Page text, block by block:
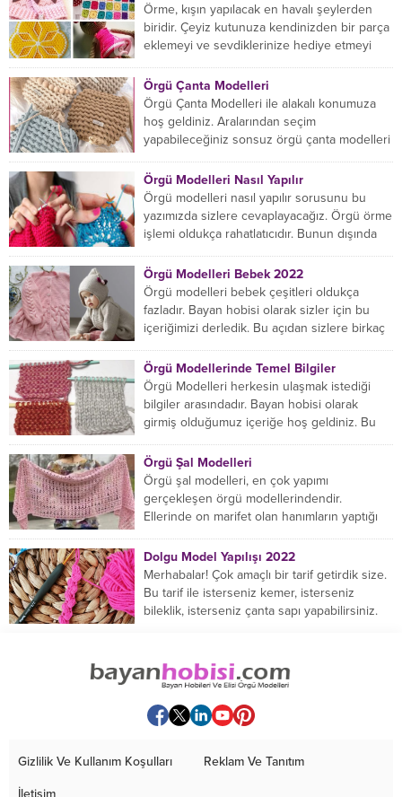
Örme, kışın yapılacak en havalı şeylerden
biridir. Çeyiz kutunuza kendinizden bir parça
eklemeyi ve sevdiklerinize hediye etmeyi
Örgü Çanta Modelleri
Örgü Çanta Modelleri ile alakalı konumuza
hoş geldiniz. Aralarından seçim
yapabileceğiniz sonsuz örgü çanta modelleri
Örgü Modelleri Nasıl Yapılır
Örgü modelleri nasıl yapılır sorusunu bu
yazımızda sizlere cevaplayacağız. Örgü örme
işlemi oldukça rahatlatıcıdır. Bunun dışında
Örgü Modelleri Bebek 2022
Örgü modelleri bebek çeşitleri oldukça
fazladır. Bayan hobisi olarak sizler için bu
içeriğimizi derledik. Bu açıdan sizlere birkaç
Örgü Modellerinde Temel Bilgiler
Örgü Modelleri herkesin ulaşmak istediği
bilgiler arasındadır. Bayan hobisi olarak
girmiş olduğumuz içeriğe hoş geldiniz. Bu
Örgü Şal Modelleri
Örgü şal modelleri, en çok yapımı
gerçekleşen örgü modellerindendir.
Ellerinde on marifet olan hanımların yaptığı
Dolgu Model Yapılışı 2022
Merhabalar! Çok amaçlı bir tarif getirdik size.
Bu tarif ile isterseniz kemer, isterseniz
bileklik, isterseniz çanta sapı yapabilirsiniz.
Gizlilik Ve Kullanım Koşulları Reklam Ve Tanıtım
İletişim